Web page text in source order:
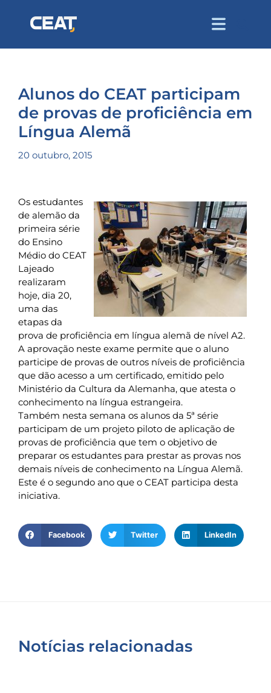
Alunos do CEAT participam
de provas de proficiência em
Língua Alemã
20 outubro, 2015
Os estudantes
de alemão da
primeira série
do Ensino
Médio do CEAT
Lajeado
realizaram
hoje, dia 20,
uma das
etapas da
prova de proficiência em língua alemã de nível A2.
A aprovação neste exame permite que o aluno
participe de provas de outros níveis de proficiência
que dão acesso a um certificado, emitido pelo
Ministério da Cultura da Alemanha, que atesta o
conhecimento na língua estrangeira.
Também nesta semana os alunos da 5ª série
participam de um projeto piloto de aplicação de
provas de proficiência que tem o objetivo de
preparar os estudantes para prestar as provas nos
demais níveis de conhecimento na Língua Alemã.
Este é o segundo ano que o CEAT participa desta
iniciativa.
Facebook Twitter LinkedIn
Notícias relacionadas